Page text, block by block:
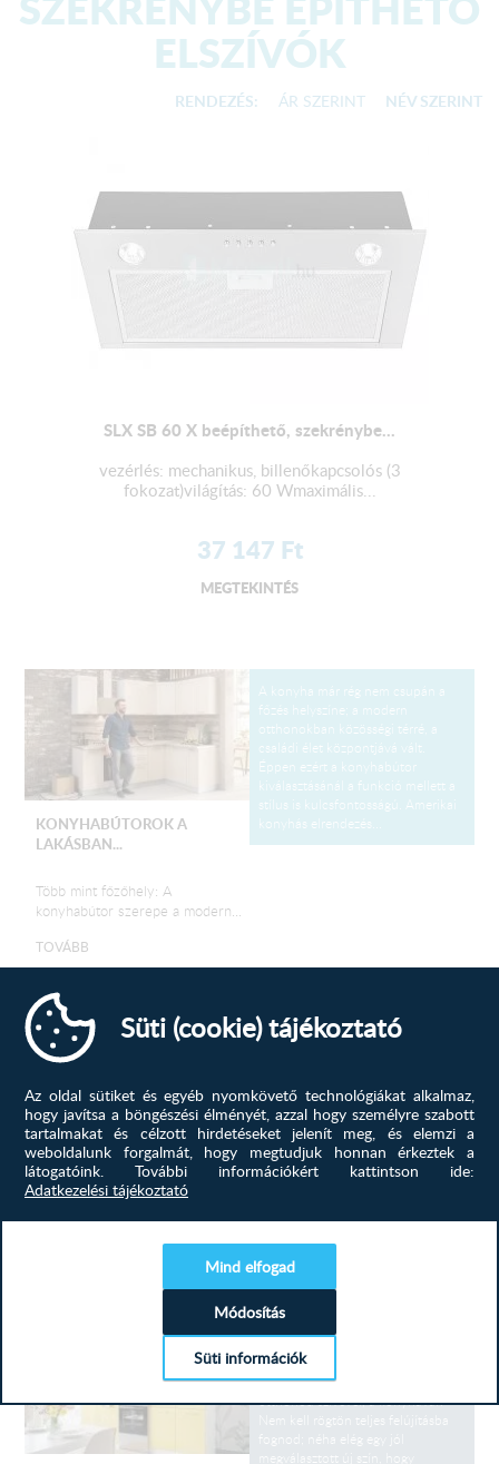
ELSZÍVÓK
RENDEZÉS: ÁR SZERINT NÉV SZERINT
SLX SB 60 X beépíthető, szekrénybe...
vezérlés: mechanikus, billenőkapcsolós (3
fokozat)világítás: 60 Wmaximális...
37 147 Ft
MEGTEKINTÉS
KONYHABÚTOROK A
LAKÁSBAN...
Több mint főzőhely: A
konyhabútor szerepe a modern...
TOVÁBB
A konyha már rég nem csupán a
főzés helyszíne; a modern
otthonokban közösségi térré, a
családi élet központjává vált.
Éppen ezért a konyhabútor
kiválasztásánál a funkció mellett a
stílus is kulcsfontosságú. Amerikai
konyhás elrendezés...
KONYHABÚTOR TERVEZÉS...
konyhabútor, konyhabútor
Egy új konyha tervezése izgalmas,
de olykor ijesztő feladat is lehet.
útmutatót! 1. Az első és
legfontosabb, hogy lemérjük a
területet, ahova a konyhabútor fog
be kerülni....
otthonod! A tavasz az megújulás
ideje, miért ne kezdenéd ezt az
otthonod szívével, a konyhával?
Nem kell rögtön teljes felújításba
fognod; néha elég egy jól
megválasztott új szín, hogy
Süti (cookie) tájékoztató
Az oldal sütiket és egyéb nyomkövető technológiákat alkalmaz,
hogy javítsa a böngészési élményét, azzal hogy személyre szabott
tartalmakat és célzott hirdetéseket jelenít meg, és elemzi a
weboldalunk forgalmát, hogy megtudjuk honnan érkeztek a
látogatóink.
További információkért kattintson ide:
Adatkezelési tájékoztató
Mind elfogad
Módosítás
Süti információk